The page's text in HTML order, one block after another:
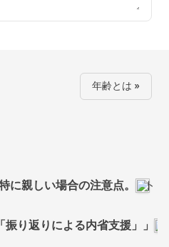
年齢とは »
に親しい場合の注意点。 ト
り返りによる内省支援」」